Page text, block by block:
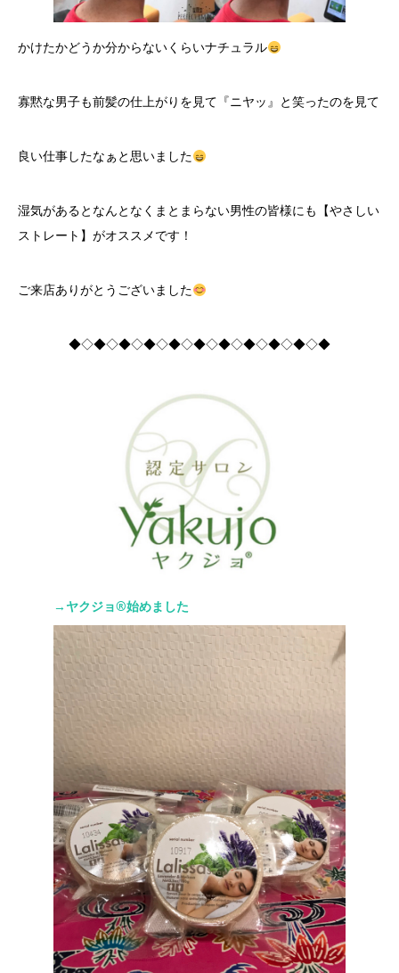
かけたかどうか分からないくらいナチュラル
寡黙な男子も前髪の仕上がりを見て『ニヤッ』と笑ったのを見て
良い仕事したなぁと思いました
湿気があるとなんとなくまとまらない男性の皆様にも【やさしい
ストレート】がオススメです！
ご来店ありがとうございました
◆◇◆◇◆◇◆◇◆◇◆◇◆◇◆◇◆◇◆◇◆
→ヤクジョ®︎始めました